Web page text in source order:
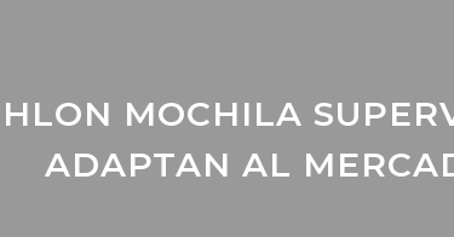
MOCHILA
ADAPTAN AL